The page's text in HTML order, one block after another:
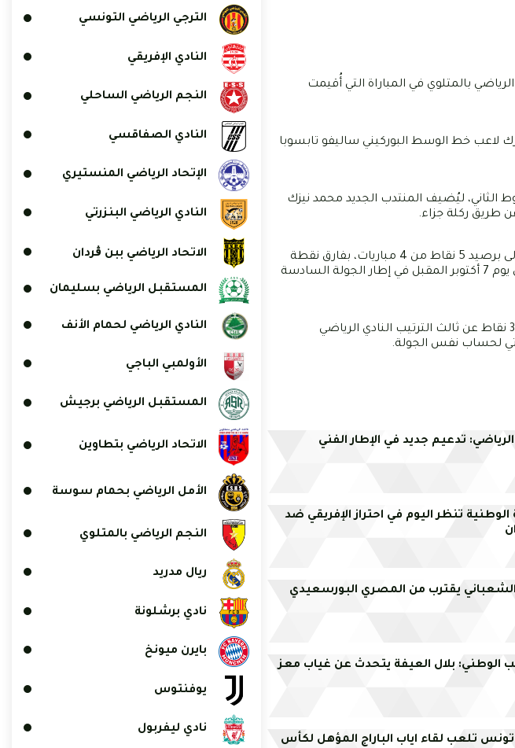
بالمتلوي في المباراة التي أُقيمت
لاعب خط الوسط البوركيني ساليفو تابسوبا
الثاني، ليُضيف المنتدب الجديد محمد نيزك
يُشار إلى أن القوافل تحتلُّ حالياً المركز قبل الأخير في ترتيب المجموعة الأولى لبطولة الرابطة المحترفة الأولى برصيد 5 نقاط من 4 مباريات، بفارق نقطة
عن خامس الترتيب الإتحاد الرياضي ببن قردان، في وقت يستعدُّ فيه الفريق لملاقاة مُضيفه الأولمبي الباجي يوم 7 أكتوبر المقبل في إطار الجولة السادسة
من جهته، يحتلُّ فريق المناجم المركز الرابع في ترتيب المجموعة الثانية برصيد 6 نقاط من 4 لقائات، بفارق 3 نقاط عن ثالث الترتيب النادي الرياضي
لحساب نفس الجولة.
الرياضي: تدعيم جديد في الإطار الفني
الوطنية تنظر اليوم في احتراز الإفريقي ضد
يقترب من المصري البورسعيدي
الوطني: بلال العيفة يتحدث عن غياب معز
تونس تلعب لقاء اياب الباراج المؤهل لكأس
الترجي الرياضي التونسي
النادي الإفريقي
النجم الرياضي الساحلي
النادي الصفاقسي
الإتحاد الرياضي المنستيري
النادي الرياضي البنزرتي
الاتحاد الرياضي ببن ڨردان
المستقبل الرياضي بسليمان
النادي الرياضي لحمام الأنف
الأولمبي الباجي
المستقبل الرياضي برجيش
الاتحاد الرياضي بتطاوين
الأمل الرياضي بحمام سوسة
النجم الرياضي بالمتلوي
ريال مدريد
نادي برشلونة
بايرن ميونخ
يوفنتوس
نادي ليفربول